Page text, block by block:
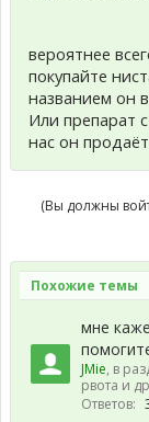
вероятнее
покупайте
названием он
Или препарат
нас он
(Вы должны
Похожие темы
мне
JMie, в
рвота и
Ответов: